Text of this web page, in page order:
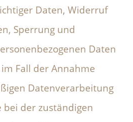
Daten, Widerruf
Sperrung und
Daten
Fall der Annahme
Datenverarbeitung
bei der zuständigen